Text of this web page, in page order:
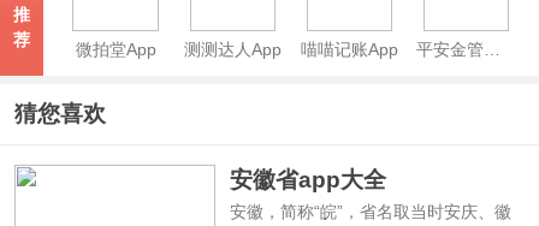
推
荐
微拍堂App 测测达人App 喵喵记账App
猜您喜欢
安徽省app大全
安徽，简称“皖”，省名取当时安庆、徽